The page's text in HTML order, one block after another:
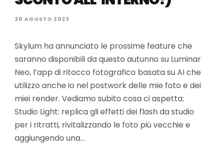
20 AGOSTO 2023
Skylum ha annunciato le prossime feature che
saranno disponibili da questo autunno su Luminar
Neo, l’app di ritocco fotografico basata su AI che
utilizzo anche io nel postwork delle mie foto e dei
miei render. Vediamo subito cosa ci aspetta:
Studio Light: replica gli effetti dei flash da studio
per i ritratti, rivitalizzando le foto più vecchie e
aggiungendo una…